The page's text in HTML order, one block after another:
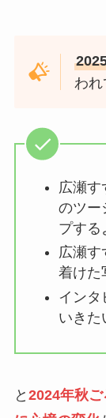
われ
広瀬す
のツー
プする
広瀬す
着けた
インタ
いきた
と 2024年秋